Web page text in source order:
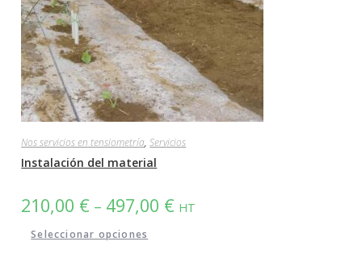
Nos servicios en tensiometría,Servicios
Instalación del material
210,00 € – 497,00 € HT
Seleccionar opciones